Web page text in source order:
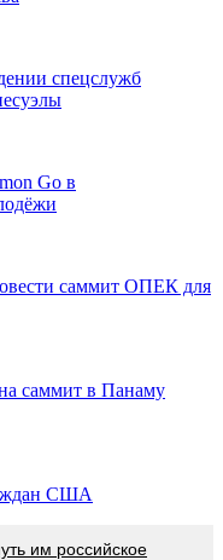
спецслужб
Go в
саммит ОПЕК для
саммит в Панаму
США
им российское